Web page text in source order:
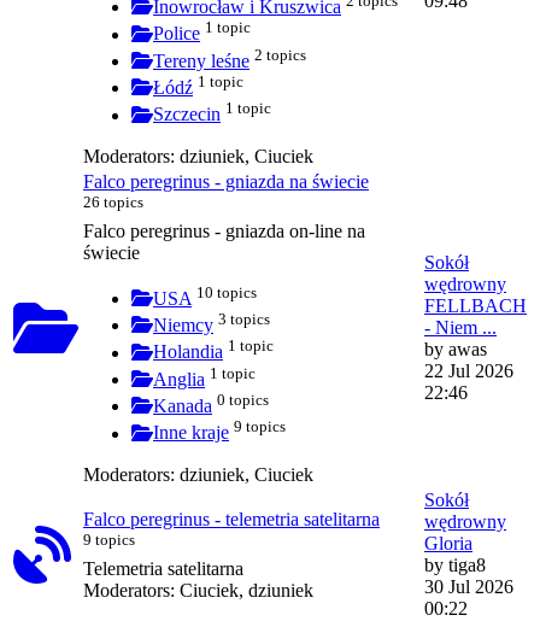
Inowrocław i Kruszwica
Police 1 topic
Tereny leśne 2 topics
Łódź 1 topic
Szczecin 1 topic
Moderators: dziuniek, Ciuciek
Falco peregrinus - gniazda na świecie
26 topics
Falco peregrinus - gniazda on-line na
świecie
USA 10 topics
Niemcy 3 topics
Holandia 1 topic
Anglia 1 topic
Kanada 0 topics
Inne kraje 9 topics
Moderators: dziuniek, Ciuciek
Sokół
wędrowny
FELLBACH
- Niem ...
by awas
22 Jul 2026
22:46
Falco peregrinus - telemetria satelitarna
9 topics
Telemetria satelitarna
Moderators: Ciuciek, dziuniek
Sokół
wędrowny
Gloria
by tiga8
30 Jul 2026
00:22